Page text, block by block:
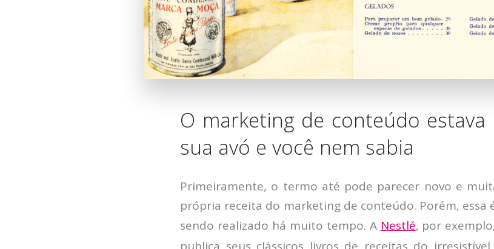
O marketing de conteúdo estava
sua avó e você nem sabia
Primeiramente, o termo até pode parecer novo e
própria receita do marketing de conteúdo. Porém, essa
sendo realizado há muito tempo. A Nestlé, por
publica seus clássicos livros de receitas do